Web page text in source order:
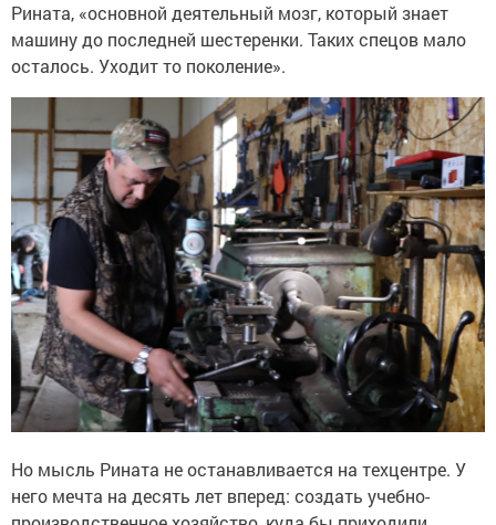
Рината, «основной деятельный мозг, который знает
машину до последней шестеренки. Таких спецов мало
осталось. Уходит то поколение».
Но мысль Рината не останавливается на техцентре. У
него мечта на десять лет вперед: создать учебно-